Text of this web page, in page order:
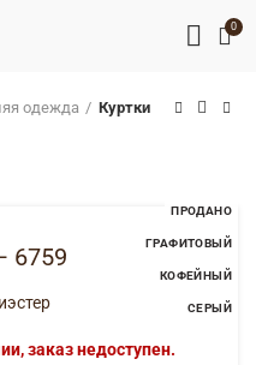
0
одежда Куртки
ПРОДАНО
ГРАФИТОВЫЙ
КОФЕЙНЫЙ
СЕРЫЙ
6759
заказ недоступен.